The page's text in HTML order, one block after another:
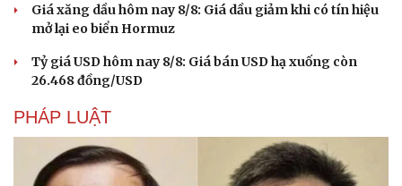
Giá xăng dầu hôm nay 8/8: Giá dầu giảm khi có tín hiệu
mở lại eo biển Hormuz
Tỷ giá USD hôm nay 8/8: Giá bán USD hạ xuống còn
26.468 đồng/USD
PHÁP LUẬT